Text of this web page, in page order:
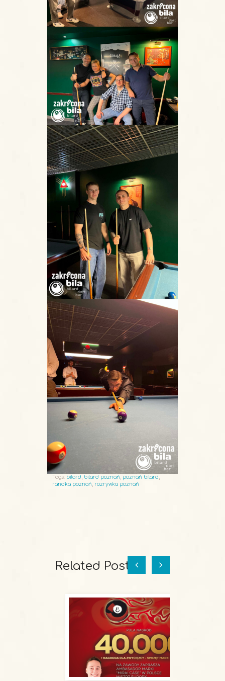
Tags: bilard bilard poznań poznań bilard
randka poznań
rozrywka poznań
Related Posts